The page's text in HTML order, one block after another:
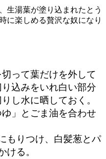
生湯葉が塗り込まれたとう
に楽しめる贅沢な奴になり
って葉だけを外して
込みをいれ白い部分
し水に晒しておく。
」とごま油を合わせ
もりつけ、白髪葱とパ
ける。